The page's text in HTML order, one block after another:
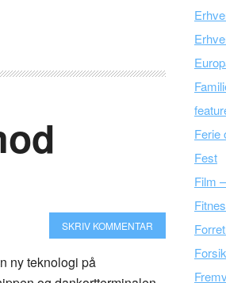
SKRIV KOMMENTAR
ny teknologi på
Ferie
Fest
Film